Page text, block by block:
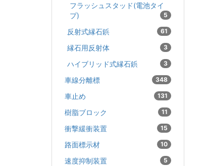
フラッシュスタッド(電池タイ
プ)
5
反射式縁石鋲 61
縁石用反射体 3
ハイブリッド式縁石鋲 3
車線分離標 348
車止め 131
樹脂ブロック 11
衝撃緩衝装置 15
路面標示材 10
速度抑制装置 5